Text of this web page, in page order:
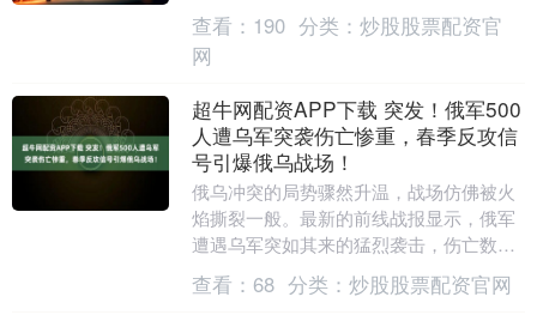
查看： 190 分类： 炒股股票配资官
网
超牛网配资APP下载 突发！俄军500
人遭乌军突袭伤亡惨重，春季反攻信
号引爆俄乌战场！
俄乌冲突的局势骤然升温，战场仿佛被火
焰撕裂一般。最新的前线战报显示，俄军
遭遇乌军突如其来的猛烈袭击，伤亡数字
触目惊心，约有五百人惨遭战火吞噬。现
场流传的视频中，....
查看： 68 分类： 炒股股票配资官网